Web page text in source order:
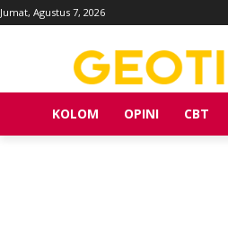
Jumat, Agustus 7, 2026
KOLOM OPINI CBT